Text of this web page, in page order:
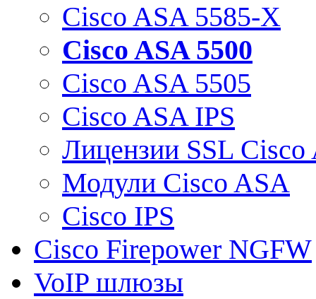
Cisco ASA 5585-X
Cisco ASA 5500
Cisco ASA 5505
Cisco ASA IPS
Лицензии SSL Cisco
Модули Cisco ASA
Cisco IPS
Cisco Firepower NGFW
VoIP шлюзы